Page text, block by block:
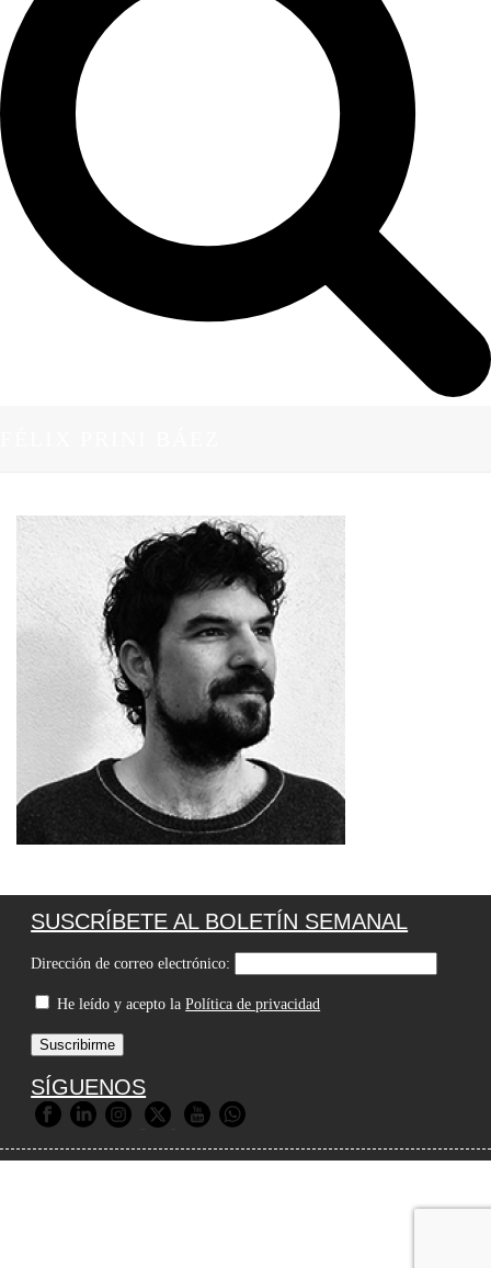
SUSCRÍBETE AL BOLETÍN SEMANAL
Dirección de correo electrónico:
He leído y acepto laPolítica de privacidad
SÍGUENOS
Política de Privacidad|